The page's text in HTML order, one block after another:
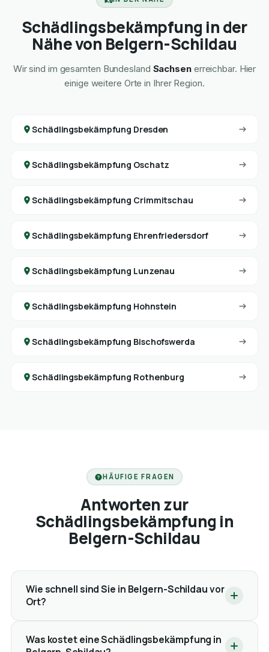
Schädlingsbekämpfung in der
Nähe von Belgern-Schildau
Wir sind im gesamten Bundesland Sachsenerreichbar. Hier
einige weitere Orte in Ihrer Region.
Schädlingsbekämpfung Dresden
Schädlingsbekämpfung Oschatz
Schädlingsbekämpfung Crimmitschau
Schädlingsbekämpfung Ehrenfriedersdorf
Schädlingsbekämpfung Lunzenau
Schädlingsbekämpfung Hohnstein
Schädlingsbekämpfung Bischofswerda
Schädlingsbekämpfung Rothenburg
HÄUFIGE FRAGEN
Antworten zur
Schädlingsbekämpfung in
Belgern-Schildau
Wie schnell sind Sie in Belgern-Schildau vor
Ort?
Was kostet eine Schädlingsbekämpfung in